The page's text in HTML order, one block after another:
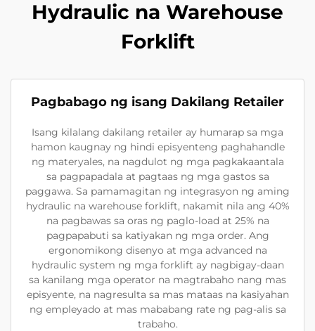
Hydraulic na Warehouse
Forklift
Pagbabago ng isang Dakilang Retailer
Isang kilalang dakilang retailer ay humarap sa mga
hamon kaugnay ng hindi episyenteng paghahandle
ng materyales, na nagdulot ng mga pagkakaantala
sa pagpapadala at pagtaas ng mga gastos sa
paggawa. Sa pamamagitan ng integrasyon ng aming
hydraulic na warehouse forklift, nakamit nila ang 40%
na pagbawas sa oras ng paglo-load at 25% na
pagpapabuti sa katiyakan ng mga order. Ang
ergonomikong disenyo at mga advanced na
hydraulic system ng mga forklift ay nagbigay-daan
sa kanilang mga operator na magtrabaho nang mas
episyente, na nagresulta sa mas mataas na kasiyahan
ng empleyado at mas mababang rate ng pag-alis sa
trabaho.